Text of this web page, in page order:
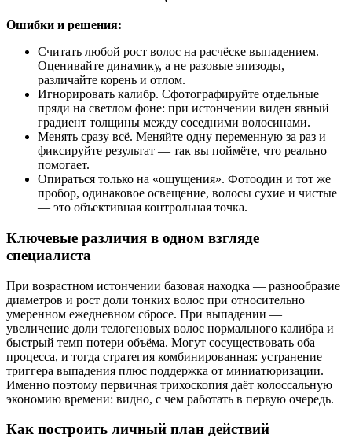
Ошибки и решения:
Считать любой рост волос на расчёске выпадением.
Оценивайте динамику, а не разовые эпизоды,
различайте корень и отлом.
Игнорировать калибр. Сфотографируйте отдельные
пряди на светлом фоне: при истончении виден явный
градиент толщины между соседними волосинами.
Менять сразу всё. Меняйте одну переменную за раз и
фиксируйте результат — так вы поймёте, что реально
помогает.
Опираться только на «ощущения». Фотоодин и тот же
пробор, одинаковое освещение, волосы сухие и чистые
— это объективная контрольная точка.
Ключевые различия в одном взгляде
специалиста
При возрастном истончении базовая находка — разнообразие
диаметров и рост доли тонких волос при относительно
умеренном ежедневном сбросе. При выпадении —
увеличение доли телогеновых волос нормального калибра и
быстрый темп потери объёма. Могут сосуществовать оба
процесса, и тогда стратегия комбинированная: устранение
триггера выпадения плюс поддержка от миниатюризации.
Именно поэтому первичная трихоскопия даёт колоссальную
экономию времени: видно, с чем работать в первую очередь.
Как построить личный план действий